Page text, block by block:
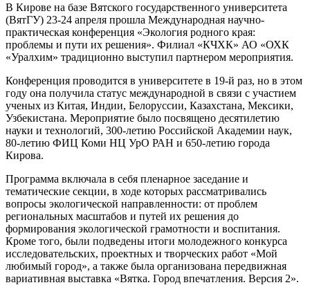
В Кирове на базе Вятского государственного университета
(ВятГУ) 23-24 апреля прошла Международная научно-
практическая конференция «Экология родного края:
проблемы и пути их решения». Филиал «КЧХК» АО «ОХК
«Уралхим» традиционно выступил партнером мероприятия.
Конференция проводится в университете в 19-й раз, но в этом
году она получила статус международной в связи с участием
ученых из Китая, Индии, Белоруссии, Казахстана, Мексики,
Узбекистана. Мероприятие было посвящено десятилетию
науки и технологий, 300-летию Российской Академии наук,
80-летию ФИЦ Коми НЦ УрО РАН и 650-летию города
Кирова.
Программа включала в себя пленарное заседание и
тематические секции, в ходе которых рассматривались
вопросы экологической направленности: от проблем
региональных масштабов и путей их решения до
формирования экологической грамотности и воспитания.
Кроме того, были подведены итоги молодежного конкурса
исследовательских, проектных и творческих работ «Мой
любимый город», а также была организована передвижная
вариативная выставка «Вятка. Город впечатления. Версия 2».